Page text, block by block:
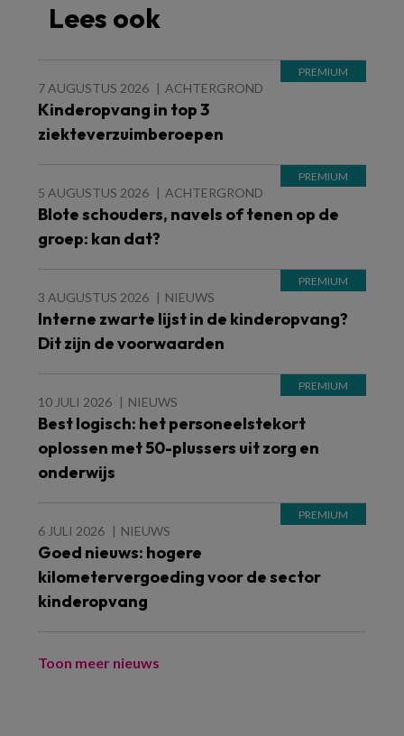
Lees ook
7 AUGUSTUS 2026 ACHTERGROND
Kinderopvang in top 3
ziekteverzuimberoepen
5 AUGUSTUS 2026 ACHTERGROND
Blote schouders, navels of tenen op de
groep: kan dat?
3 AUGUSTUS 2026 NIEUWS
Interne zwarte lijst in de kinderopvang?
Dit zijn de voorwaarden
10 JULI 2026 NIEUWS
Best logisch: het personeelstekort
oplossen met 50-plussers uit zorg en
onderwijs
6 JULI 2026 NIEUWS
Goed nieuws: hogere
kilometervergoeding voor de sector
kinderopvang
Toon meer nieuws